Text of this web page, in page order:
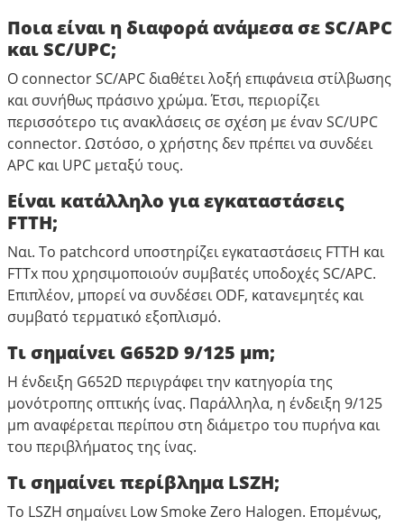
Ποια είναι η διαφορά ανάμεσα σε SC/APC
και SC/UPC;
Ο connector SC/APC διαθέτει λοξή επιφάνεια στίλβωσης
και συνήθως πράσινο χρώμα. Έτσι, περιορίζει
περισσότερο τις ανακλάσεις σε σχέση με έναν SC/UPC
connector. Ωστόσο, ο χρήστης δεν πρέπει να συνδέει
APC και UPC μεταξύ τους.
Είναι κατάλληλο για εγκαταστάσεις
FTTH;
Ναι. Το patchcord υποστηρίζει εγκαταστάσεις FTTH και
FTTx που χρησιμοποιούν συμβατές υποδοχές SC/APC.
Επιπλέον, μπορεί να συνδέσει ODF, κατανεμητές και
συμβατό τερματικό εξοπλισμό.
Τι σημαίνει G652D 9/125 μm;
Η ένδειξη G652D περιγράφει την κατηγορία της
μονότροπης οπτικής ίνας. Παράλληλα, η ένδειξη 9/125
μm αναφέρεται περίπου στη διάμετρο του πυρήνα και
του περιβλήματος της ίνας.
Τι σημαίνει περίβλημα LSZH;
Το LSZH σημαίνει Low Smoke Zero Halogen. Επομένως,